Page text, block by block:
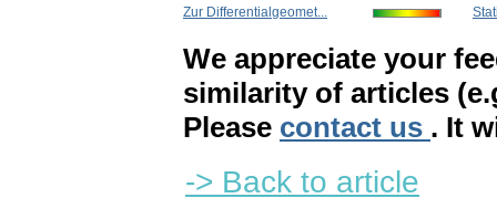
Zur Differentialgeomet...
We appreciate your
similarity of articles
Please contact us . It
-> Back to article